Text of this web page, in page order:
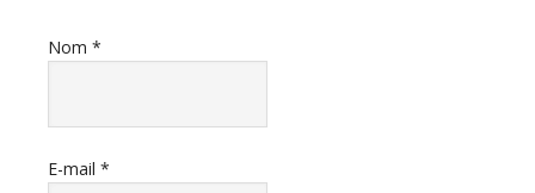
Nom *
E-mail *